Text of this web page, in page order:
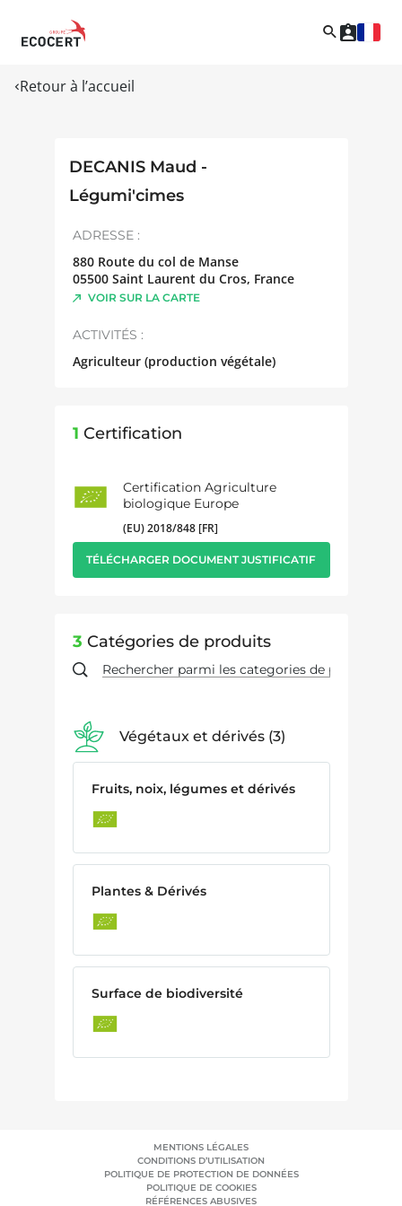
Retour à l’accueil
DECANIS Maud -
Légumi'cimes
ADRESSE :
880 Route du col de Manse
05500 Saint Laurent du Cros, France
VOIR SUR LA CARTE
ACTIVITÉS :
Agriculteur (production végétale)
1 Certification
Certification Agriculture
biologique Europe
(EU) 2018/848 [FR]
TÉLÉCHARGER DOCUMENT JUSTIFICATIF
3 Catégories de produits
Végétaux et dérivés 3
Fruits, noix, légumes et dérivés
Plantes & Dérivés
Surface de biodiversité
MENTIONS LÉGALES
CONDITIONS D’UTILISATION
POLITIQUE DE PROTECTION DE DONNÉES
POLITIQUE DE COOKIES
RÉFÉRENCES ABUSIVES